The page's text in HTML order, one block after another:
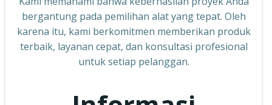
bergantung pada pemilihan alat yang tepat. Oleh
karena itu, kami berkomitmen memberikan produk
terbaik, layanan cepat, dan konsultasi profesional
untuk setiap pelanggan.